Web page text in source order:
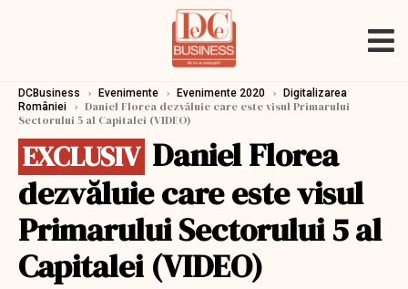
DCBusiness › Evenimente › Evenimente 2020 ›
Digitalizarea
României
› Daniel Florea dezvăluie care este visul Primarului
Sectorului 5 al Capitalei (VIDEO)
EXCLUSIV Daniel Florea
dezvăluie care este visul
Primarului Sectorului 5 al
Capitalei (VIDEO)